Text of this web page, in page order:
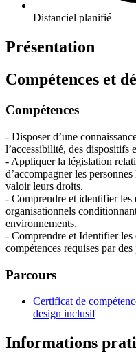
Distanciel planifié
Présentation
Compétences et
Compétences
- Disposer d’une
l’accessibilité, des dispositifs
- Appliquer la législation
d’accompagner les
valoir leurs droits.
- Comprendre et identifier
organisationnels
environnements.
- Comprendre et Identifier
compétences requises par
Parcours
Certificat de
design inclusif
Informations